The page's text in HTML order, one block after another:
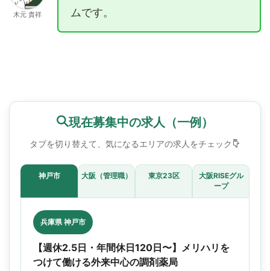
木元 貴祥
ムです。
現在募集中の求人（一例）
タブを切り替えて、気になるエリアの求人をチェック
神戸市 大阪（管理職） 東京23区
大阪RISEグル
ープ
兵庫県 神戸市
【週休2.5日・年間休日120日〜】メリハリを
つけて働ける外来中心の調剤薬局